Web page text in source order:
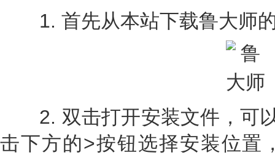
1. 首先从本站下载鲁大师
2. 双击打开安装文件，可以
击下方的>按钮选择安装位置